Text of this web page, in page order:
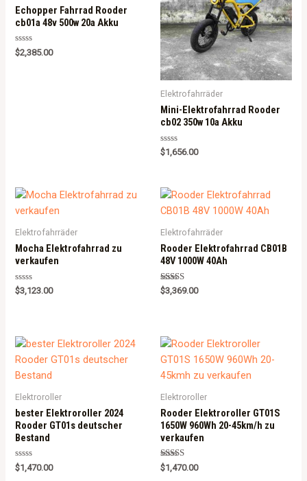
Echopper Fahrrad Rooder
cb01a 48v 500w 20a Akku
Rated
0
$2,385.00
Elektrofahrräder
Mini-Elektrofahrrad Rooder
cb02 350w 10a Akku
Rated
0
$1,656.00
Elektrofahrräder
Mocha Elektrofahrrad zu
verkaufen
Rated
0
$3,123.00
Elektrofahrräder
Rooder Elektrofahrrad CB01B
48V 1000W 40Ah
Rated
5.00
$3,369.00
Elektroroller
bester Elektroroller 2024
Rooder GT01s deutscher
Bestand
Rated
0
$1,470.00
Elektroroller
Rooder Elektroroller GT01S
1650W 960Wh 20-45km/h zu
verkaufen
Rated
5.00
$1,470.00